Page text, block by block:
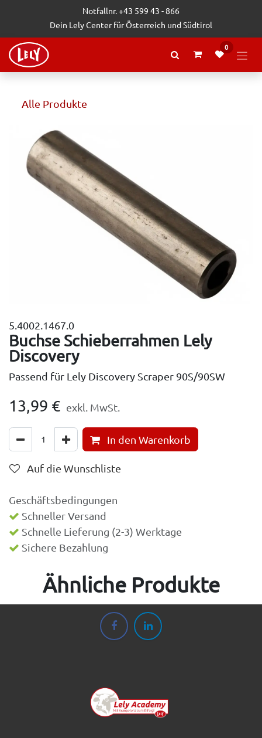
Zum Inhalt springenNotfallnr. +43 599 43 - 866
Dein Lely Center für Österreich und Südtirol
0
Alle Produkte
5.4002.1467.0
Buchse Schieberrahmen Lely
Discovery
Passend für Lely Discovery Scraper 90S/90SW
13,99 € exkl. MwSt.
In den Warenkorb
Auf die Wunschliste
Geschäftsbedingungen
Schneller Versand
Schnelle Lieferung (2-3) Werktage
Sichere Bezahlung
Ähnliche Produkte